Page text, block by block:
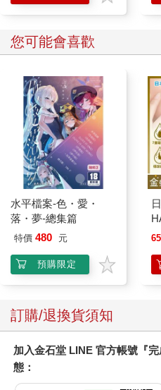
您可能會喜歡
水平檔案-色・愛・
落・夢-總集篇
特價 480 元
預購限定
65
訂購/退換貨須知
加入金石堂 LINE 官方帳號『
態：